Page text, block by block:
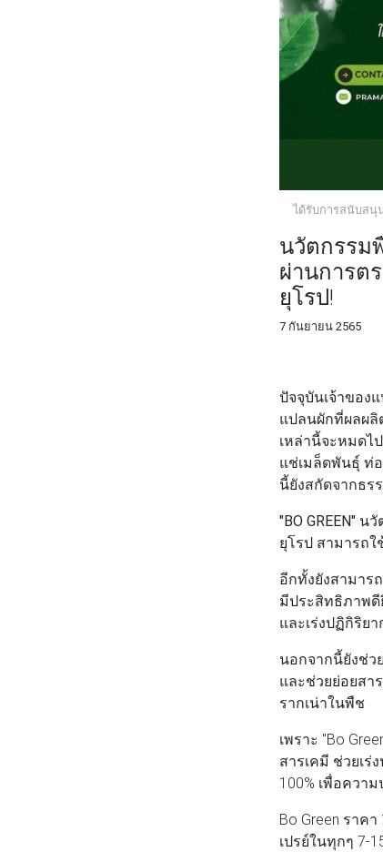
ได้รับการสนับสนุ
นวัตกรรม
ผ่านการต
ยุโรป!
7 กันยายน 2565
ปัจจุบันเจ้าของ
แปลนผักที่ผลผลิ
เหล่านี้จะหมดไ
แช่เมล็ดพันธุ์ ท่
นี้ยังสกัดจากธร
"BO GREEN" นวั
ยุโรป สามารถ
อีกทั้งยังสามาร
มีประสิทธิภาพดี
และเร่งปฏิกิริย
นอกจากนี้ยังช่ว
และช่วยย่อยสา
รากเน่าในพืช
เพราะ "Bo
สารเคมี ช่วยเ
100% เพื่อควา
Bo Green ราค
เปรย์ในทุกๆ 7-